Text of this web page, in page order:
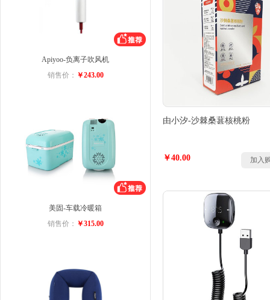
Apiyoo-负离子吹风机
销售价： ￥243.00
美固-车载冷暖箱
销售价： ￥315.00
由小汐-沙棘桑葚核桃粉
￥40.00 加入